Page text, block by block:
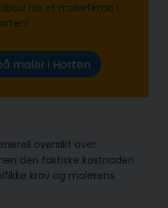
fra et malerfirma i
maler i Horten
oversikt over
den faktiske kostnaden
krav og malerens